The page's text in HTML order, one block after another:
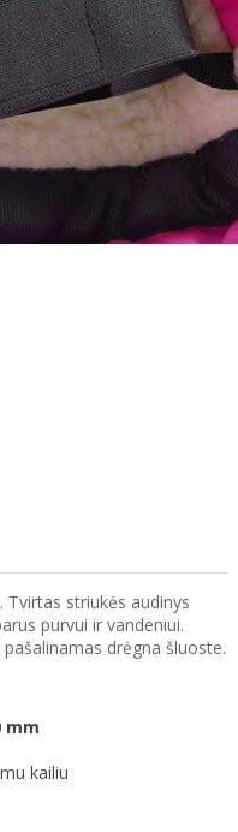
striukės audinys
purvui ir vandeniui.
drėgna šluoste.
mm
kailiu